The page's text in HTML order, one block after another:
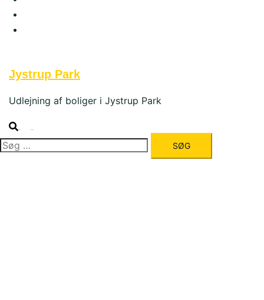
Jystrup Park
Udlejning af boliger i Jystrup Park
Søg